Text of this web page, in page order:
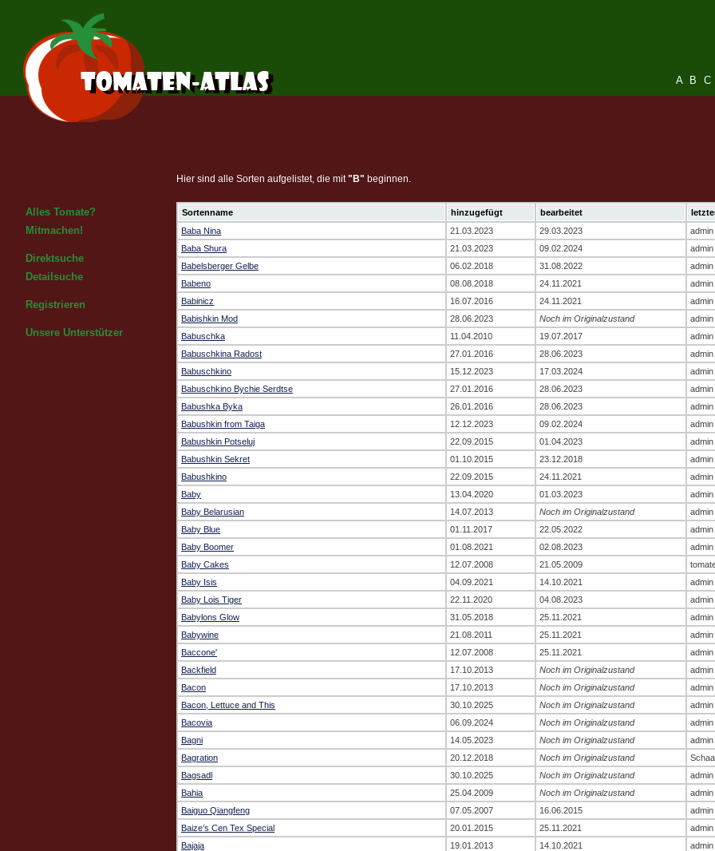
A B C
Alles Tomate?
Mitmachen!
Direktsuche
Detailsuche
Registrieren
Unsere Unterstützer
Hier sind alle Sorten aufgelistet, die mit"B" beginnen.
Sortenname hinzugefügt bearbeitet
Baba Nina
21.03.2023 29.03.2023
admin
Baba Shura
21.03.2023 09.02.2024
admin
Babelsberger Gelbe
06.02.2018 31.08.2022
admin
Babeno
08.08.2018 24.11.2021
admin
Babinicz
16.07.2016 24.11.2021
admin
Babishkin Mod
28.06.2023 Noch im Originalzustand
admin
Babuschka
11.04.2010 19.07.2017
admin
Babuschkina Radost
27.01.2016 28.06.2023
admin
Babuschkino
15.12.2023 17.03.2024
admin
Babuschkino Bychie Serdtse
27.01.2016 28.06.2023
admin
Babushka Byka
26.01.2016 28.06.2023
admin
Babushkin from Taiga
12.12.2023 09.02.2024
admin
Babushkin Potseluj
22.09.2015 01.04.2023
admin
Babushkin Sekret
01.10.2015 23.12.2018
admin
Babushkino
22.09.2015 24.11.2021
admin
Baby
13.04.2020 01.03.2023
admin
Baby Belarusian
14.07.2013 Noch im Originalzustand
admin
Baby Blue
01.11.2017 22.05.2022
admin
Baby Boomer
01.08.2021 02.08.2023
admin
Baby Cakes
12.07.2008 21.05.2009
Baby Isis
04.09.2021 14.10.2021
admin
Baby Lois Tiger
22.11.2020 04.08.2023
admin
Babylons Glow
31.05.2018 25.11.2021
admin
Babywine
21.08.2011 25.11.2021
admin
Baccone'
12.07.2008 25.11.2021
admin
Backfield
17.10.2013 Noch im Originalzustand
admin
Bacon
17.10.2013 Noch im Originalzustand
admin
Bacon, Lettuce and This
30.10.2025 Noch im Originalzustand
admin
Bacovia
06.09.2024 Noch im Originalzustand
admin
Bagni
14.05.2023 Noch im Originalzustand
admin
Bagration
20.12.2018 Noch im Originalzustand
Bagsadl
30.10.2025 Noch im Originalzustand
admin
Bahia
25.04.2009 Noch im Originalzustand
admin
Baiguo Qiangfeng
07.05.2007 16.06.2015
admin
Baize’s Cen Tex Special
20.01.2015 25.11.2021
admin
Bajaja
19.01.2013 14.10.2021
admin